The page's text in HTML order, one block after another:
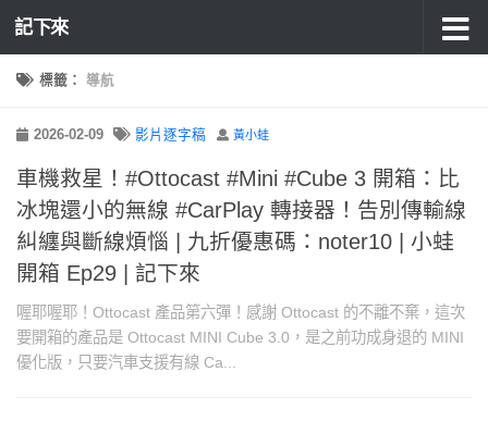
記下來
標籤： 導航
2026-02-09 影片逐字稿 黃小蛙
車機救星！#Ottocast #Mini #Cube 3 開箱：比
冰塊還小的無線 #CarPlay 轉接器！告別傳輸線
糾纏與斷線煩惱 | 九折優惠碼：noter10 | 小蛙
開箱 Ep29 | 記下來
喔耶喔耶！Ottocast 產品第六彈！感謝 Ottocast 的不離不棄，這次
要開箱的產品是 Ottocast MINI Cube 3.0，是之前功成身退的 MINI
優化版，只要汽車支援有線 Ca...